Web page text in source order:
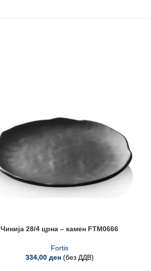
Чинија 28/4 црна – камен FTM0666
Fortis
334,00 ден (без ДДВ)